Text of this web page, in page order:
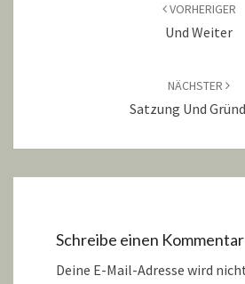
VORHERIGER
Und Weiter
NÄCHSTER
Satzung Und
Schreibe einen Kommentar
Deine E-Mail-Adresse wird